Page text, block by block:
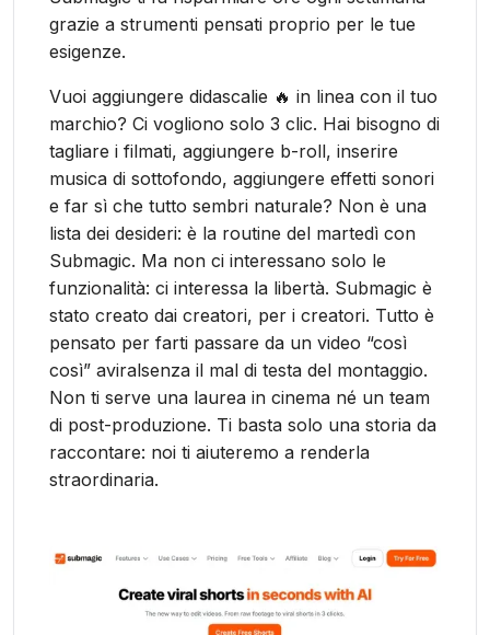
grazie a strumenti pensati proprio per le tue
esigenze.
Vuoi aggiungere didascalie 🔥 in linea con il tuo
marchio? Ci vogliono solo 3 clic. Hai bisogno di
tagliare i filmati, aggiungere b-roll, inserire
musica di sottofondo, aggiungere effetti sonori
e far sì che tutto sembri naturale? Non è una
lista dei desideri: è la routine del martedì con
Submagic. Ma non ci interessano solo le
funzionalità: ci interessa la libertà. Submagic è
stato creato dai creatori, per i creatori. Tutto è
pensato per farti passare da un video “così
così” aviralsenza il mal di testa del montaggio.
Non ti serve una laurea in cinema né un team
di post-produzione. Ti basta solo una storia da
raccontare: noi ti aiuteremo a renderla
straordinaria.